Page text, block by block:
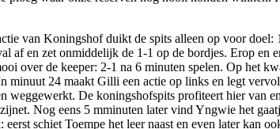
van Koningshof duikt de spits alleen op voor
af en zet onmiddelijk de 1-1 op de bordjes. Erop
over de keeper: 2-1 na 6 minuten spelen. Op het
24 maakt Gilli een actie op links en legt
De koningshofspits profiteert hier van
Nog eens 5 mminuten later vind Yngwie het
schiet Toempe het leer naast en even later kan